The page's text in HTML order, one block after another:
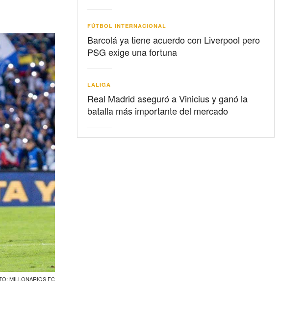
MILLONARIOS FC
FÚTBOL INTERNACIONAL
Barcolá ya tiene acuerdo con Liverpool pero
PSG exige una fortuna
LALIGA
Real Madrid aseguró a Vinicius y ganó la
batalla más importante del mercado